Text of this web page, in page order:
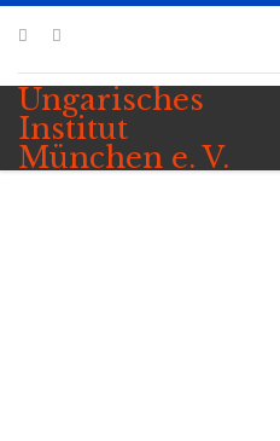
Ungarisches
Institut
München e. V.